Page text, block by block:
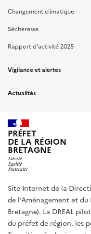
Changement climatique
Sécheresse
Rapport d’activité 2025
Vigilance et alertes
Actualités
PRÉFET
DE LA RÉGION
BRETAGNE
Site Internet de la
de l'Aménagement et du
Bretagne). La DREAL
du préfet de région, les